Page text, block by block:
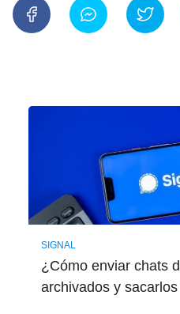
SIGNAL
¿Cómo enviar chats
archivados y